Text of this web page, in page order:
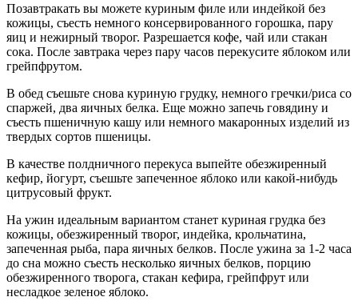
Позавтракать вы можете куриным филе или индейкой без
кожицы, съесть немного консервированного горошка, пару
яиц и нежирный творог. Разрешается кофе, чай или стакан
сока. После завтрака через пару часов перекусите яблоком или
грейпфрутом.
В обед съешьте снова куриную грудку, немного гречки/риса со
спаржей, два яичных белка. Еще можно запечь говядину и
съесть пшеничную кашу или немного макаронных изделий из
твердых сортов пшеницы.
В качестве полдничного перекуса выпейте обезжиренный
кефир, йогурт, съешьте запеченное яблоко или какой-нибудь
цитрусовый фрукт.
На ужин идеальным вариантом станет куриная грудка без
кожицы, обезжиренный творог, индейка, крольчатина,
запеченная рыба, пара яичных белков. После ужина за 1-2 часа
до сна можно съесть несколько яичных белков, порцию
обезжиренного творога, стакан кефира, грейпфрут или
несладкое зеленое яблоко.